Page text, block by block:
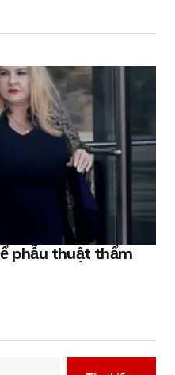
phẫu thuật thẩm